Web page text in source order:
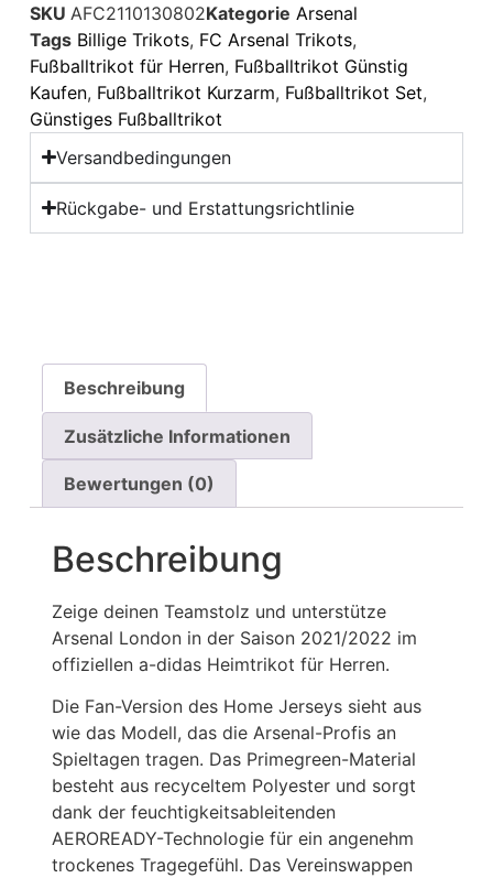
SKU AFC2110130802Kategorie Arsenal
Tags Billige Trikots, FC Arsenal Trikots,
Fußballtrikot für Herren, Fußballtrikot Günstig
Kaufen, Fußballtrikot Kurzarm, Fußballtrikot Set,
Günstiges Fußballtrikot
Versandbedingungen
Rückgabe- und Erstattungsrichtlinie
Beschreibung
Zusätzliche Informationen
Bewertungen (0)
Beschreibung
Zeige deinen Teamstolz und unterstütze
Arsenal London in der Saison 2021/2022 im
offiziellen a-didas Heimtrikot für Herren.
Die Fan-Version des Home Jerseys sieht aus
wie das Modell, das die Arsenal-Profis an
Spieltagen tragen. Das Primegreen-Material
besteht aus recyceltem Polyester und sorgt
dank der feuchtigkeitsableitenden
AEROREADY-Technologie für ein angenehm
trockenes Tragegefühl. Das Vereinswappen